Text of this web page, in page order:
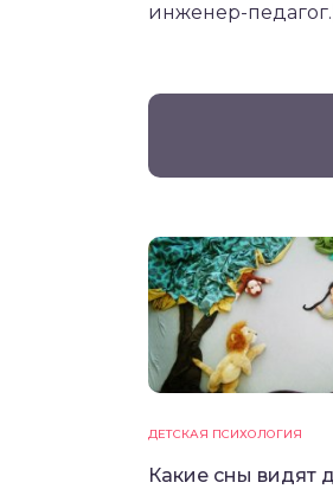
инженер-
ДЕТСКАЯ ПСИХОЛОГИЯ
Какие сны видят